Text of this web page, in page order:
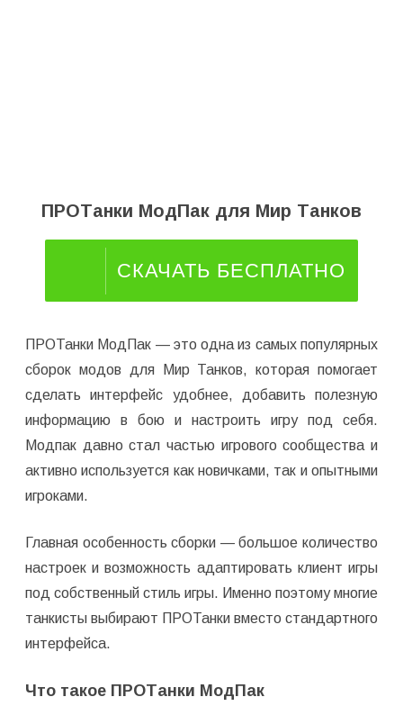
ПРОТанки МодПак для Мир Танков
СКАЧАТЬ БЕСПЛАТНО
ПРОТанки МодПак — это одна из самых популярных
сборок модов для Мир Танков, которая помогает
сделать интерфейс удобнее, добавить полезную
информацию в бою и настроить игру под себя.
Модпак давно стал частью игрового сообщества и
активно используется как новичками, так и опытными
игроками.
Главная особенность сборки — большое количество
настроек и возможность адаптировать клиент игры
под собственный стиль игры. Именно поэтому многие
танкисты выбирают ПРОТанки вместо стандартного
интерфейса.
Что такое ПРОТанки МодПак